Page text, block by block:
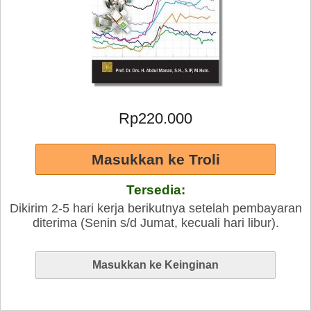
Rp220.000
Tersedia:
Dikirim 2-5 hari kerja berikutnya setelah pembayaran
diterima (Senin s/d Jumat, kecuali hari libur).